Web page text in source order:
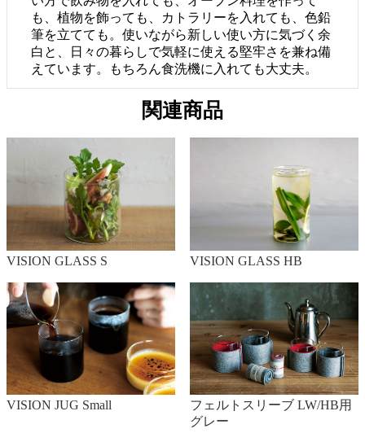
も、植物を飾っても、カトラリーを入れても、色鉛
筆を立てても。使いながら新しい使い方に気づく余
白と、日々の暮らしで気軽に使える堅牢さを兼ね備
えています。もちろん食洗機に入れても大丈夫。
関連商品
VISION GLASS S VISION GLASS HB
VISION JUG Small
フェルトスリーブ LW/HB用
グレー